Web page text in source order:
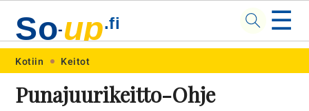
Skip
primary
Skip
main
Skip
primary
Skip
footer
So-up.fi ☰
Kotiin Keitot
Punajuurikeitto-Ohje